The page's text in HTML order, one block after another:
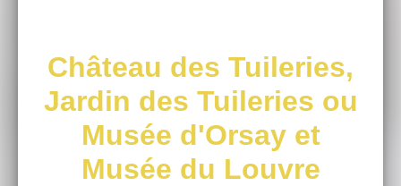
Château des Tuileries,
Jardin des Tuileries ou
Musée d'Orsay et
Musée du Louvre